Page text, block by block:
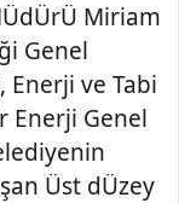
Miriam
Genel
Enerji ve Tabi
Enerji Genel
Üst dÜzey